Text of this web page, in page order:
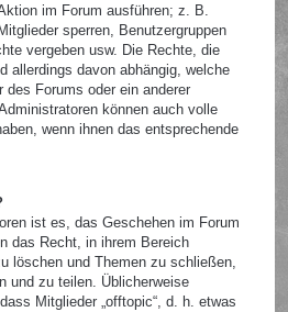
im Forum ausführen; z. B.
sperren, Benutzergruppen
vergeben usw. Die Rechte, die
allerdings davon abhängig, welche
des Forums oder ein anderer
können auch volle
wenn ihnen das entsprechende
ist es, das Geschehen im Forum
das Recht, in ihrem Bereich
löschen und Themen zu schließen,
und zu teilen. Üblicherweise
Mitglieder „offtopic“, d. h. etwas